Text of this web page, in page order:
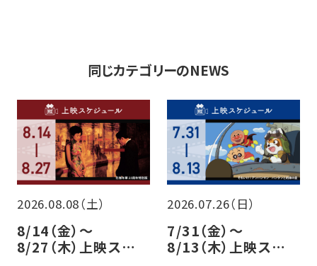
同じカテゴリーのNEWS
2026.08.08（土）
8/14（金）～
8/27（木）上映スケ
2026.07.26（日）
7/31（金）～
8/13（木）上映スケ